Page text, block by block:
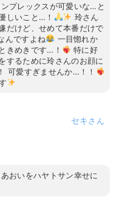
プレックスが可愛いな…と
しいこと…！
玲さん
だけど、せめて本番だけで
んですよね
一目惚れか
きめきです…！
特に好
するために玲さんのお顔に
可愛すぎませんか…！！
セキ
おいをハヤトサン幸せに